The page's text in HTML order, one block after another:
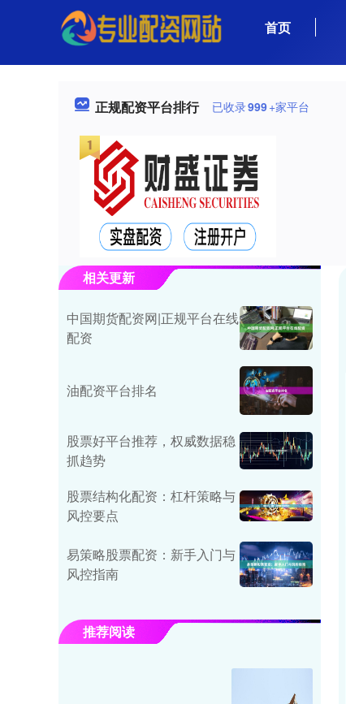
首页
正规配资平台排行 已收录999+家平台
相关更新
中国期货配资网|正规平台在线
配资
油配资平台排名
股票好平台推荐，权威数据稳
抓趋势
股票结构化配资：杠杆策略与
风控要点
易策略股票配资：新手入门与
风控指南
推荐阅读